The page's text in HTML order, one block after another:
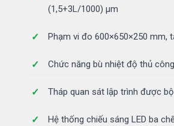
(1,5+3L/1000) µm
Phạm vi đo 600×650×250 mm,
Chức năng bù nhiệt độ thủ
Tháp quan sát lập trình được
Hệ thống chiếu sáng LED ba